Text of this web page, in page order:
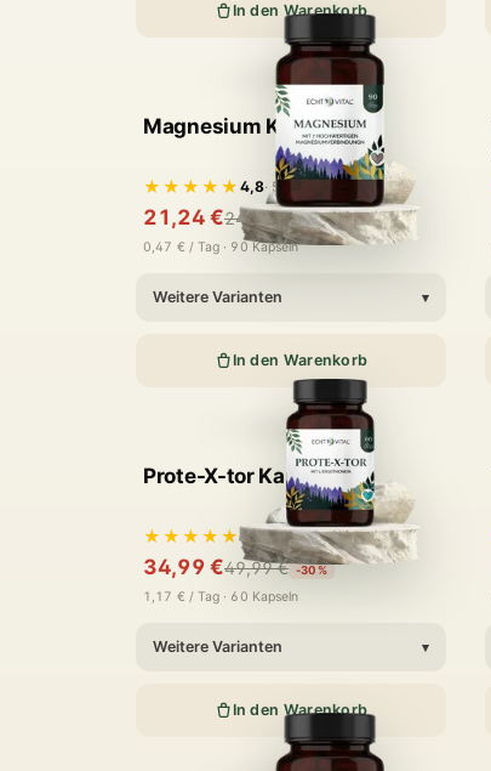
In den Warenkorb
Magnesium Komplex
★★★★★ 4,8· 55 Bewertungen
21,24 €24,99 € -15%
0,47 € / Tag · 90 Kapseln
Weitere Varianten ▾
In den Warenkorb
Prote-X-tor Kapseln
★★★★★5,0· 5 Bewertungen
34,99 €49,99 € -30%
1,17 € / Tag · 60 Kapseln
Weitere Varianten ▾
In den Warenkorb